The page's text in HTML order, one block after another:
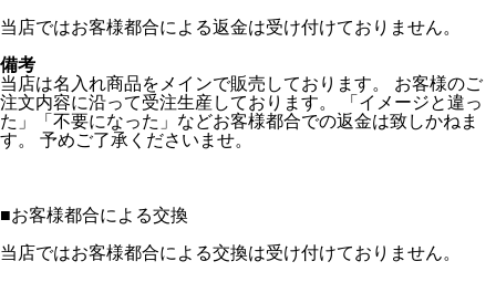
当店ではお客様都合による返金は受け付けておりません。
備考
当店は名入れ商品をメインで販売しております。 お客様のご
注文内容に沿って受注生産しております。 「イメージと違っ
た」「不要になった」などお客様都合での返金は致しかねま
す。 予めご了承くださいませ。
■お客様都合による交換
当店ではお客様都合による交換は受け付けておりません。